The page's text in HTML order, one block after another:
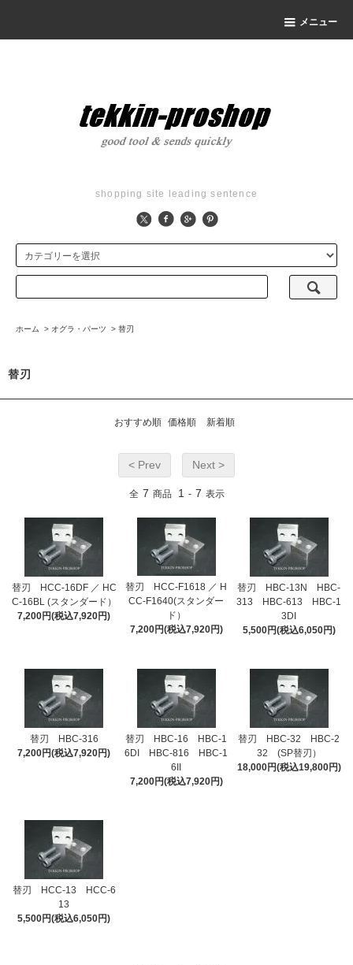
メニュー
shopping site leading sentence
ホーム > オグラ・パーツ > 替刃
替刃
おすすめ順 価格順 新着順
< Prev Next >
全 7 商品 1 - 7 表示
替刃 HCC-16DF ／ HC
C-16BL (スタンダード）
7,200円(税込7,920円)
替刃 HCC-F1618 ／ H
CC-F1640(スタンダー
ド）
7,200円(税込7,920円)
替刃 HBC-13N HBC-
313 HBC-613 HBC-1
3DI
5,500円(税込6,050円)
替刃 HBC-316
7,200円(税込7,920円)
替刃 HBC-16 HBC-1
6DI HBC-816 HBC-1
6II
7,200円(税込7,920円)
替刃 HBC-32 HBC-2
32 (SP替刃）
18,000円(税込19,800円)
替刃 HCC-13 HCC-6
13
5,500円(税込6,050円)